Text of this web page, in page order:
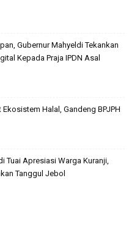
Gubernur Mahyeldi Tekankan
Kepada Praja IPDN Asal
Halal, Gandeng BPJPH
Tuai Apresiasi Warga Kuranji,
Tanggul Jebol